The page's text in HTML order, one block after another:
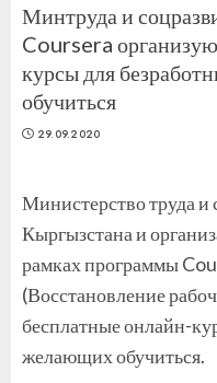
Минтруда и
Coursera
курсы для
обучиться
29.09.2020
Министерство труда и
Кыргызстана и
рамках программы
(Восстановление
бесплатные онлайн-
желающих обучиться.